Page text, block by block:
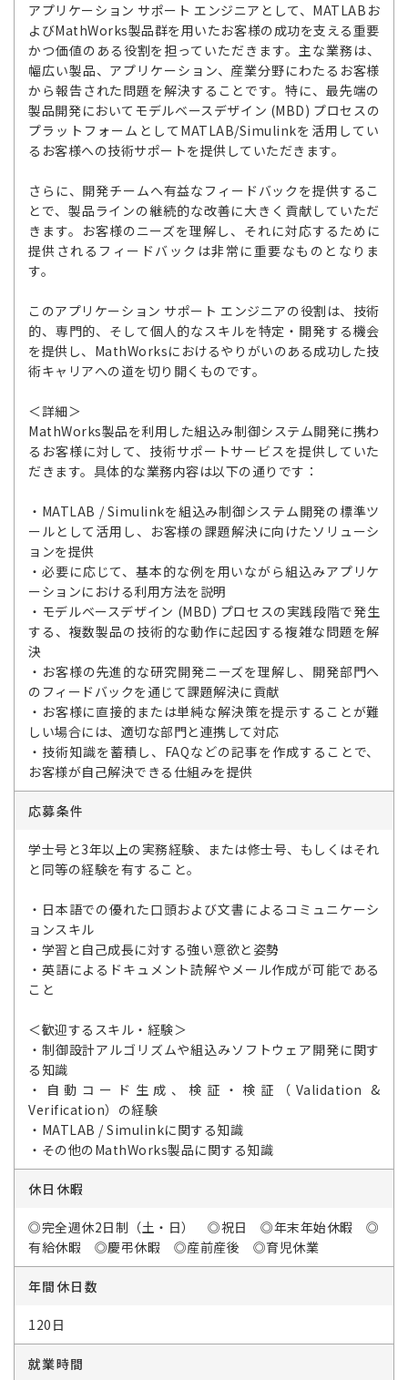
アプリケーション サポート エンジニアとして、MATLABお
よびMathWorks製品群を用いたお客様の成功を支える重要
かつ価値のある役割を担っていただきます。主な業務は、
幅広い製品、アプリケーション、産業分野にわたるお客様
から報告された問題を解決することです。特に、最先端の
製品開発においてモデルベースデザイン (MBD) プロセスの
プラットフォームとしてMATLAB/Simulinkを活用してい
るお客様への技術サポートを提供していただきます。
さらに、開発チームへ有益なフィードバックを提供するこ
とで、製品ラインの継続的な改善に大きく貢献していただ
きます。お客様のニーズを理解し、それに対応するために
提供されるフィードバックは非常に重要なものとなりま
す。
このアプリケーション サポート エンジニアの役割は、技術
的、専門的、そして個人的なスキルを特定・開発する機会
を提供し、MathWorksにおけるやりがいのある成功した技
術キャリアへの道を切り開くものです。
＜詳細＞
MathWorks製品を利用した組込み制御システム開発に携わ
るお客様に対して、技術サポートサービスを提供していた
だきます。具体的な業務内容は以下の通りです：
・MATLAB / Simulinkを組込み制御システム開発の標準ツ
ールとして活用し、お客様の課題解決に向けたソリューシ
ョンを提供
・必要に応じて、基本的な例を用いながら組込みアプリケ
ーションにおける利用方法を説明
・モデルベースデザイン (MBD) プロセスの実践段階で発生
する、複数製品の技術的な動作に起因する複雑な問題を解
決
・お客様の先進的な研究開発ニーズを理解し、開発部門へ
のフィードバックを通じて課題解決に貢献
・お客様に直接的または単純な解決策を提示することが難
しい場合には、適切な部門と連携して対応
・技術知識を蓄積し、FAQなどの記事を作成することで、
お客様が自己解決できる仕組みを提供
応募条件
学士号と3年以上の実務経験、または修士号、もしくはそれ
と同等の経験を有すること。
・日本語での優れた口頭および文書によるコミュニケーシ
ョンスキル
・学習と自己成長に対する強い意欲と姿勢
・英語によるドキュメント読解やメール作成が可能である
こと
＜歓迎するスキル・経験＞
・制御設計アルゴリズムや組込みソフトウェア開発に関す
る知識
・自動コード生成、検証・検証（Validation &
Verification）の経験
・MATLAB / Simulinkに関する知識
・その他のMathWorks製品に関する知識
休日休暇
◎完全週休2日制（土・日） ◎祝日 ◎年末年始休暇 ◎
有給休暇 ◎慶弔休暇 ◎産前産後 ◎育児休業
年間休日数
120日
就業時間